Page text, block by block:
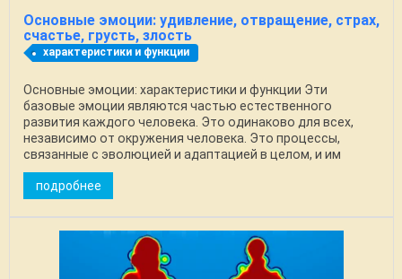
Основные эмоции: удивление, отвращение, страх,
счастье, грусть, злость
характеристики и функции
Основные эмоции: характеристики и функции Эти
базовые эмоции являются частью естественного
развития каждого человека. Это одинаково для всех,
независимо от окружения человека. Это процессы,
связанные с эволюцией и адаптацией в целом, и им
присущ ...
подробнее